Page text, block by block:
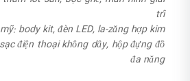
trí
body kit, đèn LED, la-zăng hợp kim
điện thoại không dây, hộp đựng đồ
đa năng